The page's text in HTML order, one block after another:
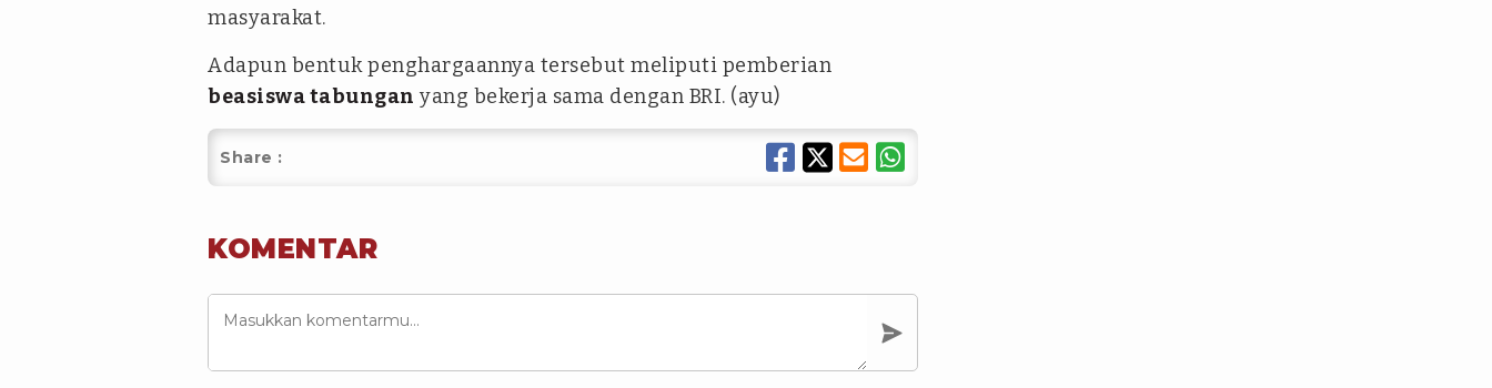
masyarakat.
Adapun bentuk penghargaannya tersebut meliputi pemberian
beasiswa tabungan yang bekerja sama dengan BRI. (ayu)
Share :
KOMENTAR